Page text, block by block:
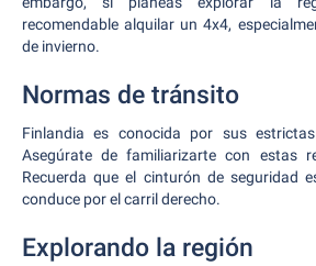
recomendable alquilar un 4x4,
de invierno.
Normas de tránsito
Finlandia es conocida por sus
Asegúrate de familiarizarte con estas
Recuerda que el cinturón de seguridad
conduce por el carril derecho.
Explorando la región